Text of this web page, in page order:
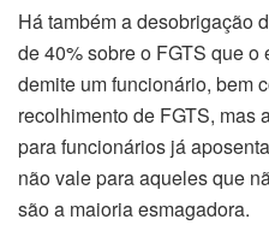
Há também a desobrigação
de 40% sobre o FGTS que
demite um funcionário, bem
recolhimento de FGTS, mas
para funcionários já
não vale para aqueles que
são a maioria esmagadora.